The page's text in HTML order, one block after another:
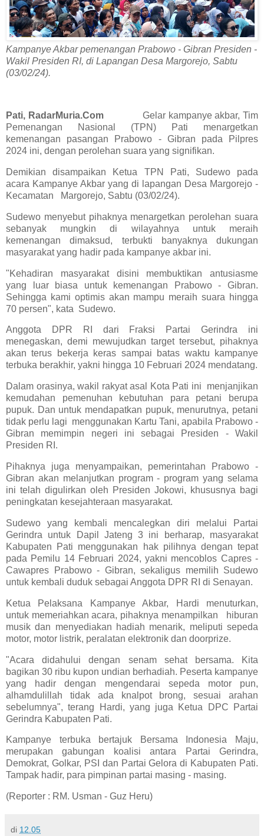
Kampanye Akbar pemenangan Prabowo - Gibran Presiden -
Wakil Presiden RI, di Lapangan Desa Margorejo, Sabtu
(03/02/24).
Pati, RadarMuria.Com Gelar kampanye akbar, Tim
Pemenangan Nasional (TPN) Pati menargetkan
kemenangan pasangan Prabowo - Gibran pada Pilpres
2024 ini, dengan perolehan suara yang signifikan.
Demikian disampaikan Ketua TPN Pati, Sudewo pada
acara Kampanye Akbar yang di lapangan Desa Margorejo -
Kecamatan Margorejo, Sabtu (03/02/24).
Sudewo menyebut pihaknya menargetkan perolehan suara
sebanyak mungkin di wilayahnya untuk meraih
kemenangan dimaksud, terbukti banyaknya dukungan
masyarakat yang hadir pada kampanye akbar ini.
"Kehadiran masyarakat disini membuktikan antusiasme
yang luar biasa untuk kemenangan Prabowo - Gibran.
Sehingga kami optimis akan mampu meraih suara hingga
70 persen", kata Sudewo.
Anggota DPR RI dari Fraksi Partai Gerindra ini
menegaskan, demi mewujudkan target tersebut, pihaknya
akan terus bekerja keras sampai batas waktu kampanye
terbuka berakhir, yakni hingga 10 Februari 2024 mendatang.
Dalam orasinya, wakil rakyat asal Kota Pati ini menjanjikan
kemudahan pemenuhan kebutuhan para petani berupa
pupuk. Dan untuk mendapatkan pupuk, menurutnya, petani
tidak perlu lagi menggunakan Kartu Tani, apabila Prabowo -
Gibran memimpin negeri ini sebagai Presiden - Wakil
Presiden RI.
Pihaknya juga menyampaikan, pemerintahan Prabowo -
Gibran akan melanjutkan program - program yang selama
ini telah digulirkan oleh Presiden Jokowi, khususnya bagi
peningkatan kesejahteraan masyarakat.
Sudewo yang kembali mencalegkan diri melalui Partai
Gerindra untuk Dapil Jateng 3 ini berharap, masyarakat
Kabupaten Pati menggunakan hak pilihnya dengan tepat
pada Pemilu 14 Februari 2024, yakni mencoblos Capres -
Cawapres Prabowo - Gibran, sekaligus memilih Sudewo
untuk kembali duduk sebagai Anggota DPR RI di Senayan.
Ketua Pelaksana Kampanye Akbar, Hardi menuturkan,
untuk memeriahkan acara, pihaknya menampilkan hiburan
musik dan menyediakan hadiah menarik, meliputi sepeda
motor, motor listrik, peralatan elektronik dan doorprize.
"Acara didahului dengan senam sehat bersama. Kita
bagikan 30 ribu kupon undian berhadiah. Peserta kampanye
yang hadir dengan mengendarai sepeda motor pun,
alhamdulillah tidak ada knalpot brong, sesuai arahan
sebelumnya", terang Hardi, yang juga Ketua DPC Partai
Gerindra Kabupaten Pati.
Kampanye terbuka bertajuk Bersama Indonesia Maju,
merupakan gabungan koalisi antara Partai Gerindra,
Demokrat, Golkar, PSI dan Partai Gelora di Kabupaten Pati.
Tampak hadir, para pimpinan partai masing - masing.
(Reporter : RM. Usman - Guz Heru)
di 12.05